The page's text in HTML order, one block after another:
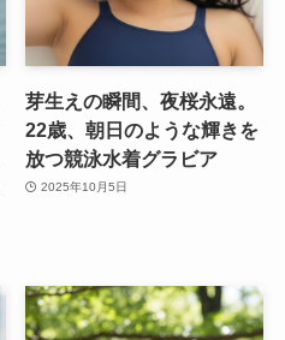
芽生えの瞬間、夜桜永遠。
22歳、朝日のような輝きを
放つ競泳水着グラビア
2025年10月5日